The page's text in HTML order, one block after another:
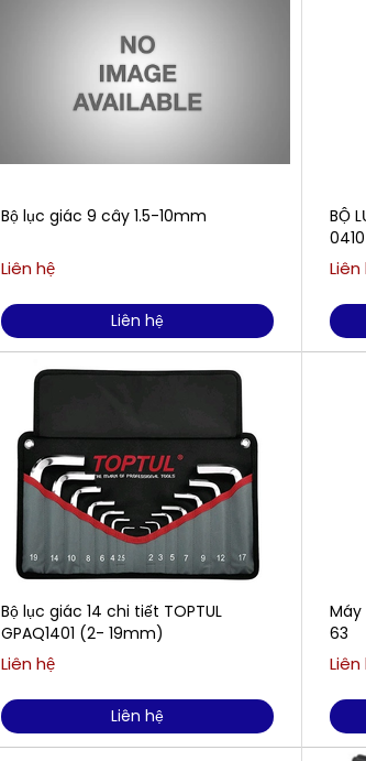
Bộ lục giác 9 cây 1.5-10mm
Liên hệ
Liên hệ
Bộ lục giác 14 chi tiết TOPTUL
GPAQ1401 (2- 19mm)
Liên hệ
Liên hệ
BỘ
Liên
Máy
63
Liên